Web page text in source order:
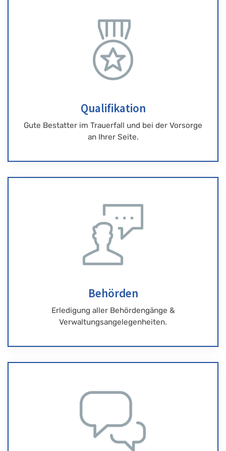
Qualifikation
Gute Bestatter im Trauerfall und bei der Vorsorge
an Ihrer Seite.
Behörden
Erledigung aller Behördengänge &
Verwaltungsangelegenheiten.